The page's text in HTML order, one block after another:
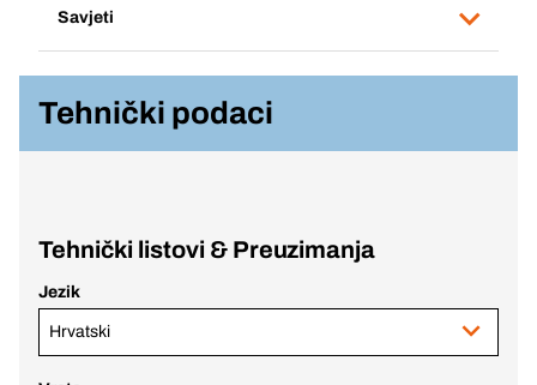
Savjeti
Tehnički podaci
Tehnički listovi & Preuzimanja
Jezik
Hrvatski